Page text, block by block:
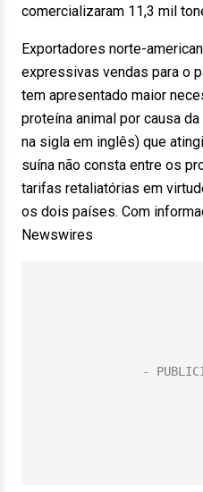
comercializaram 11,3 mil
Exportadores norte-
expressivas vendas para o
tem apresentado maior
proteína animal por causa
na sigla em inglês) que
suína não consta entre os
tarifas retaliatórias em
os dois países. Com
Newswires